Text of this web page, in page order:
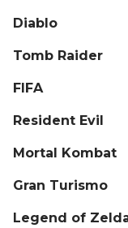
Diablo
Tomb Raider
FIFA
Resident Evil
Mortal Kombat
Gran Turismo
Legend of